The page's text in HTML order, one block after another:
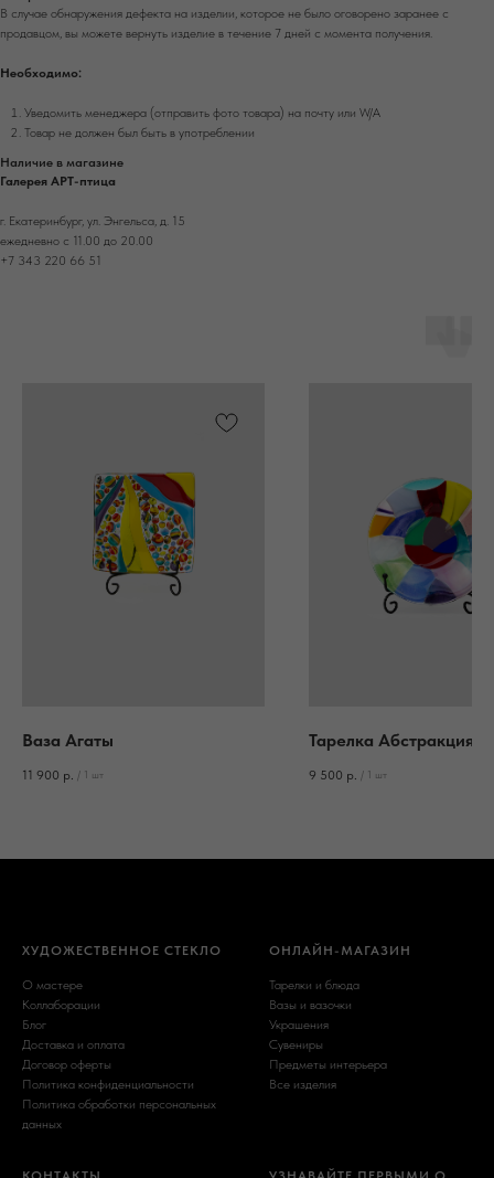
В случае обнаружения дефекта на изделии, которое не было оговорено заранее с
продавцом, вы можете вернуть изделие в течение 7 дней с момента получения.
Необходимо:
Уведомить менеджера (отправить фото товара) на почту или W/А
Товар не должен был быть в употреблении
Наличие в магазине
Галерея АРТ-птица
г. Екатеринбург, ул. Энгельса, д. 15
ежедневно с 11.00 до 20.00
+7 343 220 66 51
Ваза Агаты
11 900 р. / 1 шт
Тарелка Абстракция
9 500 р. / 1 шт
ХУДОЖЕСТВЕННОЕ СТЕКЛО
О мастере
Коллаборации
Блог
Доставка и оплата
Договор оферты
Политика конфиденциальности
Политика обработки персональных
данных
ОНЛАЙН-МАГАЗИН
Тарелки и блюда
Вазы и вазочки
Украшения
Сувениры
Предметы интерьера
Все изделия